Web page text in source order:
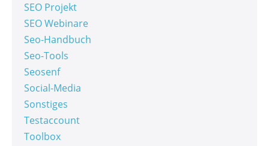
SEO Projekt
SEO Webinare
Seo-Handbuch
Seo-Tools
Seosenf
Social-Media
Sonstiges
Testaccount
Toolbox